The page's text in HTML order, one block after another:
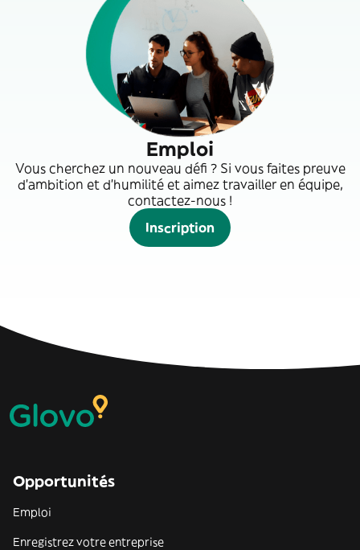
Emploi
Vous cherchez un nouveau défi ? Si vous faites preuve
d'ambition et d'humilité et aimez travailler en équipe,
contactez-nous !
Inscription
Opportunités
Emploi
Enregistrez votre entreprise